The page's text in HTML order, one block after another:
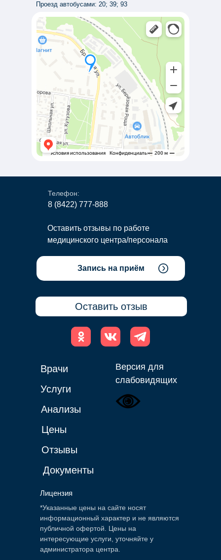
Проезд автобусами: 20; 39; 93
Телефон:
8 (8422) 777-888
Наш E-mail
Услуги
Цены
Отзывы
Документы
Запись на приём
Врачи
Оставить отзывы по работе
медицинского центра/персонала
Версия для
слабовидящих
*Указанные цены на сайте носят
информационный характер и не являются
публичной офертой. Цены на
интересующие услуги, уточняйте у
администратора центра.
Лицензия
Анализы
Оставить отзыв